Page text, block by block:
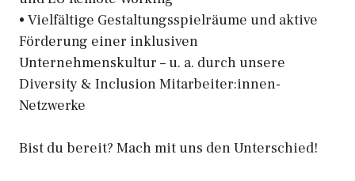
• Vielfältige Gestaltungsspielräume und aktive
Förderung einer inklusiven
Unternehmenskultur – u. a. durch unsere
Diversity & Inclusion Mitarbeiter:innen-
Netzwerke
Bist du bereit? Mach mit uns den Unterschied!